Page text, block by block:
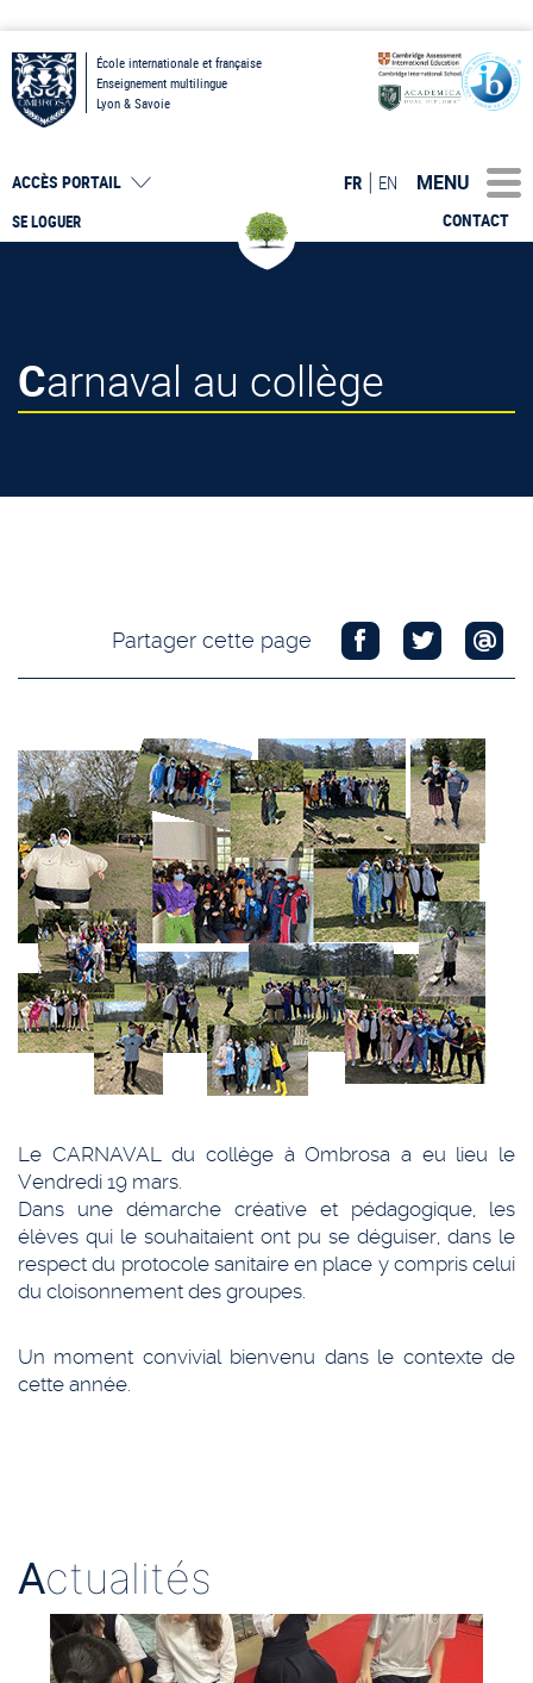
École internationale et française
Enseignement multilingue
Lyon & Savoie
SE LOGUER
ACCÈS PORTAIL
CONTACT
FR EN MENU
Carnaval au collège
Partager cette page
Le CARNAVAL du collège à Ombrosa a eu lieu le
Vendredi 19 mars.
Dans une démarche créative et pédagogique, les
élèves qui le souhaitaient ont pu se déguiser, dans le
respect du protocole sanitaire en place y compris celui
du cloisonnement des groupes.
Un moment convivial bienvenu dans le contexte de
cette année.
Actualités